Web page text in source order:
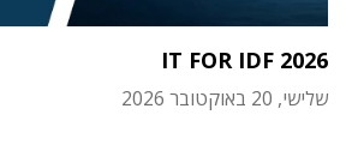
IT FOR IDF 2026
שלישי, 20 באוקטובר 2026